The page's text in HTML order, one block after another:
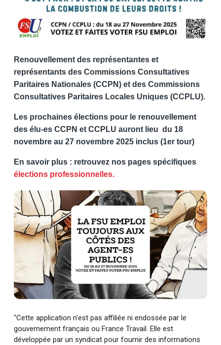
Renouvellement des représentantes et
représentants des Commissions Consultatives
Paritaires Nationales (CCPN) et des Commissions
Consultatives Paritaires Locales Uniques (CCPLU).
Les prochaines élections pour le renouvellement
des élu-es CCPN et CCPLU auront lieu du 18
novembre au 27 novembre 2025 inclus (1er tour)
En savoir plus : retrouvez nos pages spécifiques
élections professionnelles.
"Cette application n'est pas affiliée ni endossée par le
gouvernement français ou France Travail. Elle est
développée par un syndicat pour fournir des informations